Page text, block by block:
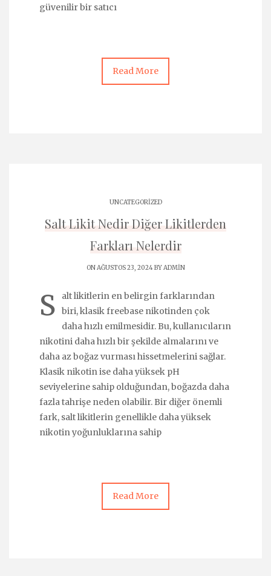
güvenilir bir satıcı
Read More
UNCATEGORIZED
Salt Likit Nedir Diğer Likitlerden
Farkları Nelerdir
ON AĞUSTOS 23, 2024 BYADMIN
S
alt likitlerin en belirgin farklarından
biri, klasik freebase nikotinden çok
daha hızlı emilmesidir. Bu, kullanıcıların
nikotini daha hızlı bir şekilde almalarını ve
daha az boğaz vurması hissetmelerini sağlar.
Klasik nikotin ise daha yüksek pH
seviyelerine sahip olduğundan, boğazda daha
fazla tahrişe neden olabilir. Bir diğer önemli
fark, salt likitlerin genellikle daha yüksek
nikotin yoğunluklarına sahip
Read More